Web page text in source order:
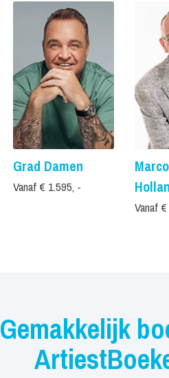
Grad Damen
Vanaf € 1.595, -
Vanaf
Gemakkelijk